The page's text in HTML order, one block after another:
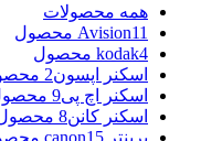
همه محصولات
Avision11 محصول
kodak4 محصول
اسکنر اپسون2 محصول
اسکنر اچ پی9 محصول
اسکنر کانن8 محصول
پرینتر canon 15 محصول